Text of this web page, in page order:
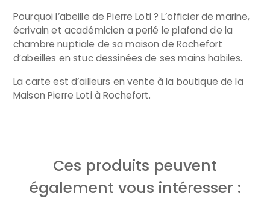
Pourquoi l’abeille de Pierre Loti ? L’officier de marine,
écrivain et académicien a perlé le plafond de la
chambre nuptiale de sa maison de Rochefort
d’abeilles en stuc dessinées de ses mains habiles.
La carte est d’ailleurs en vente à la boutique de la
Maison Pierre Loti à Rochefort.
Ces produits peuvent
également vous intéresser :